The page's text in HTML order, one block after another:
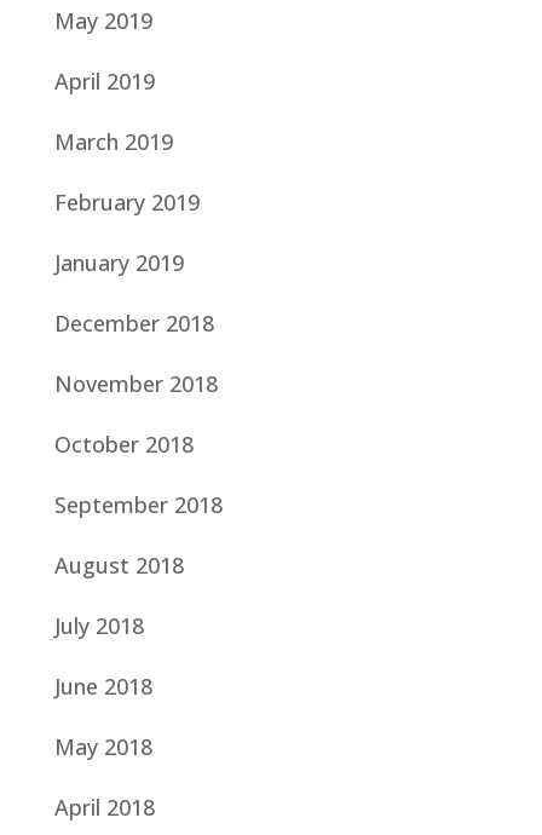
May 2019
April 2019
March 2019
February 2019
January 2019
December 2018
November 2018
October 2018
September 2018
August 2018
July 2018
June 2018
May 2018
April 2018